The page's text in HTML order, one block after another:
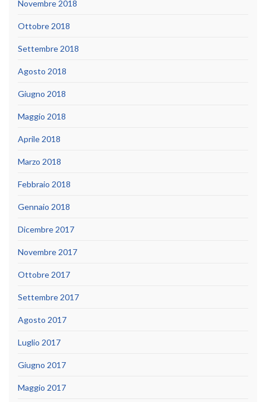
Novembre 2018
Ottobre 2018
Settembre 2018
Agosto 2018
Giugno 2018
Maggio 2018
Aprile 2018
Marzo 2018
Febbraio 2018
Gennaio 2018
Dicembre 2017
Novembre 2017
Ottobre 2017
Settembre 2017
Agosto 2017
Luglio 2017
Giugno 2017
Maggio 2017